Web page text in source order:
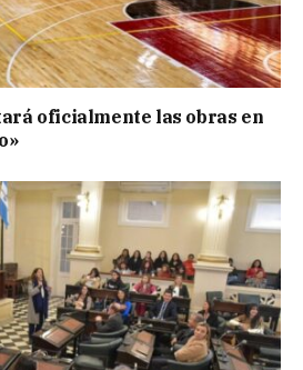
oficialmente las obras en